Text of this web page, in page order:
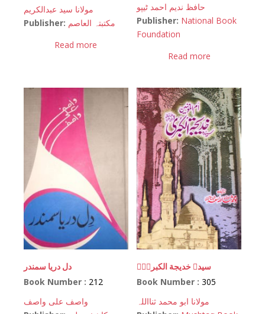
مولانا سید عبدالکریم
Publisher: مکتبتہ العاصم
Read more
حافظ ندیم احمد ٹیپو
Publisher: National Book
Foundation
Read more
دل دریا سمندر
Book Number : 212
واصف علی واصف
سیدہ خدیجة الکبریٰؓ
Book Number :305
مولانا ابو محمد ثنااللہ